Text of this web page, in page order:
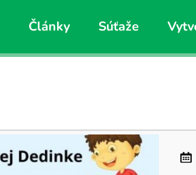
Články Súťaže